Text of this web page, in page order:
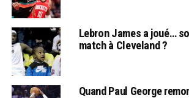
Lebron James a joué…
match à Cleveland ?
Quand Paul George